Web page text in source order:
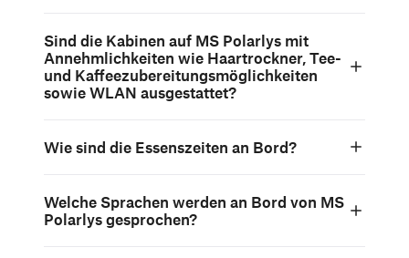
Sind die Kabinen auf MS Polarlys mit
Annehmlichkeiten wie Haartrockner, Tee-
und Kaffeezubereitungsmöglichkeiten
sowie WLAN ausgestattet?
Wie sind die Essenszeiten an Bord?
Welche Sprachen werden an Bord von MS
Polarlys gesprochen?